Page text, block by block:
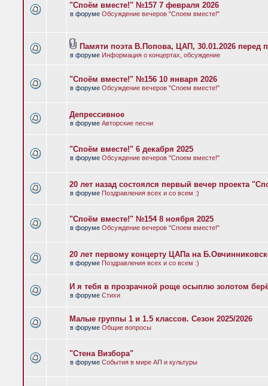
"Споём вместе!" №157 7 февраля 2026
в форуме Обсуждение вечеров "Споем вместе!"
Памяти поэта В.Попова, ЦАП, 30.01.2026 перед
в форуме Информация о концертах, обсуждение
"Споём вместе!" №156 10 января 2026
в форуме Обсуждение вечеров "Споем вместе!"
Депрессивное
в форуме Авторские песни
"Споём вместе!" 6 декабря 2025
в форуме Обсуждение вечеров "Споем вместе!"
20 лет назад состоялся первый вечер проекта
в форуме Поздравления всех и со всем :)
"Споём вместе!" №154 8 ноября 2025
в форуме Обсуждение вечеров "Споем вместе!"
20 лет первому концерту ЦАПа на
в форуме Поздравления всех и со всем :)
И я тебя в прозрачной роще осыплю золотом
в форуме Стихи
Малые группы 1 и 1.5 классов. Сезон 2025/2026
в форуме Общие вопросы
"Стена Визбора"
в форуме События в мире АП и культуры